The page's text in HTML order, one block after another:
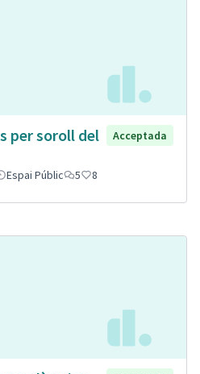
per soroll del
Acceptada
Espai Públic 5 8